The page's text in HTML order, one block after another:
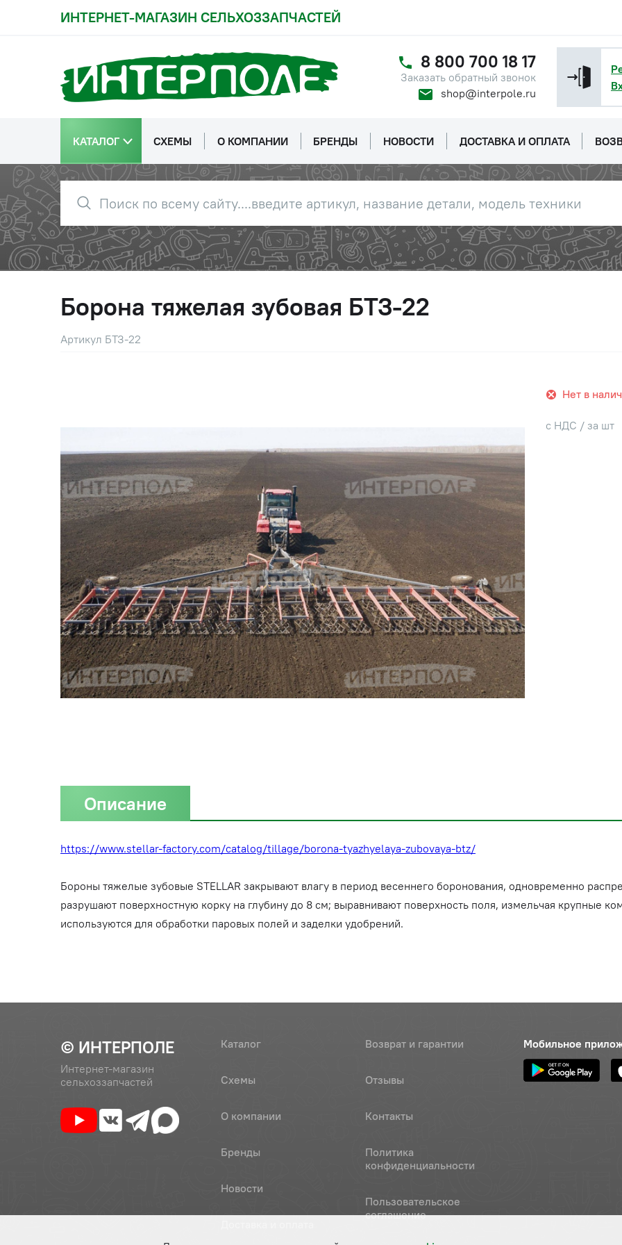
ИНТЕРНЕТ-МАГАЗИН СЕЛЬХОЗЗАПЧАСТЕЙ
8 800 700 18 17
Заказать обратный звонок
shop@interpole.ru
КАТАЛОГ СХЕМЫ О КОМПАНИИ БРЕНДЫ НОВОСТИ ДОСТАВКА И ОПЛАТА
Борона тяжелая зубовая БТЗ-22
Артикул БТЗ-22
Нет в
с НДС / за шт
Описание
https://www.stellar-factory.com/catalog/tillage/borona-tyazhyelaya-zubovaya-btz/
Бороны тяжелые зубовые STELLAR закрывают влагу в период весеннего боронования, одновременно
разрушают поверхностную корку на глубину до 8 см; выравнивают поверхность поля, измельчая крупные
используются для обработки паровых полей и заделки удобрений.
© ИНТЕРПОЛЕ
Интернет-магазин
сельхоззапчастей
Каталог
Схемы
О компании
Бренды
Новости
Возврат и гарантии
Отзывы
Контакты
Политика
конфиденциальности
Пользовательское
соглашение
Мобильное